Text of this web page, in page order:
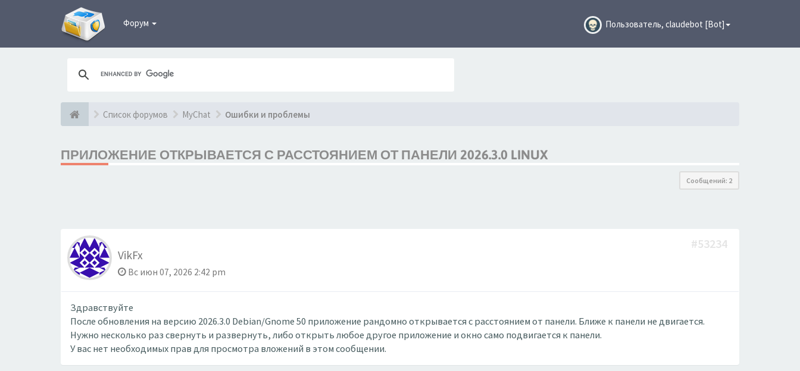
Форум Пользователь, claudebot [Bot]
Список форумов MyChat Ошибки и проблемы
ПРИЛОЖЕНИЕ ОТКРЫВАЕТСЯ С РАССТОЯНИЕМ ОТ ПАНЕЛИ 2026.3.0 LINUX
Сообщений: 2
VikFx
Вс июн 07, 2026 2:42 pm
#53234
Здравствуйте
После обновления на версию 2026.3.0 Debian/Gnome 50 приложение рандомно открывается с расстоянием от панели. Ближе к панели не двигается.
Нужно несколько раз свернуть и развернуть, либо открыть любое другое приложение и окно само подвигается к панели.
У вас нет необходимых прав для просмотра вложений в этом сообщении.